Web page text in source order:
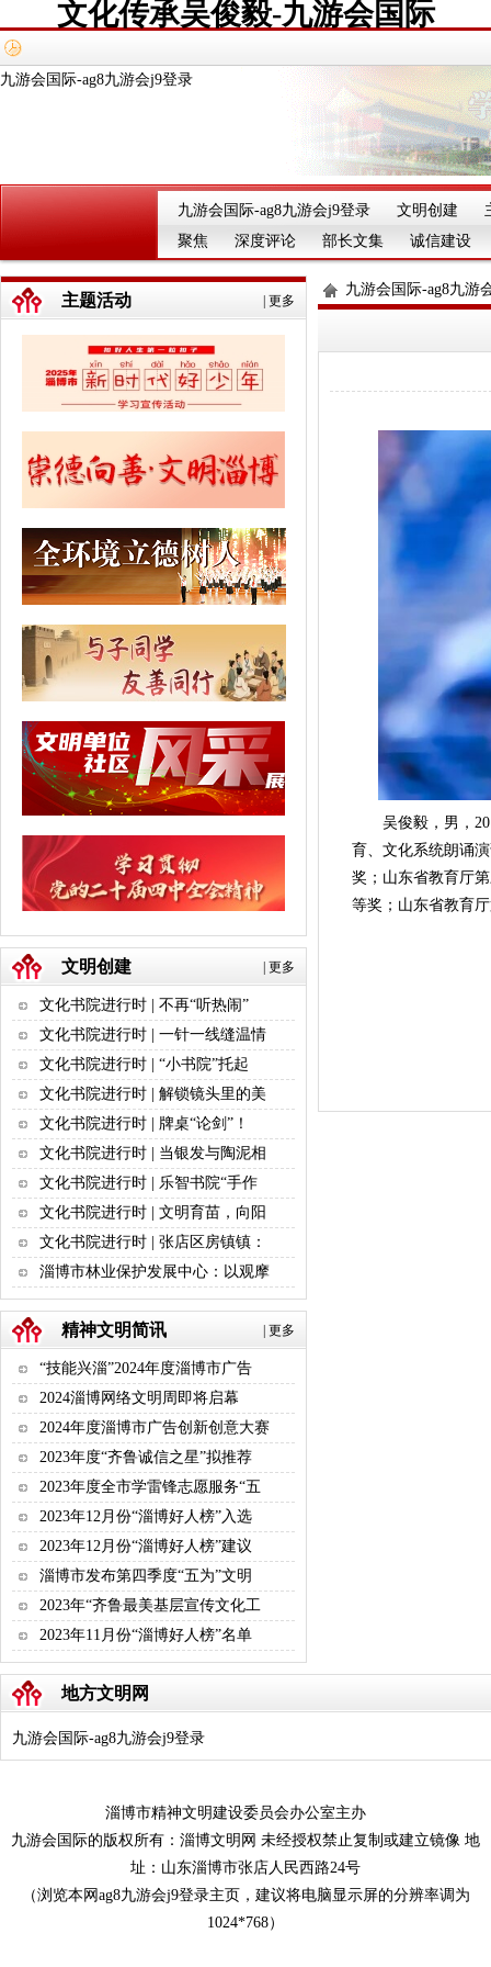
文化传承吴俊毅-九游会国际
九游会国际-ag8九游会j9登录
九游会国际-ag8九游会j9登录 文明创建
聚焦
深度评论 部长文集 诚信建设
更多
主题活动
更多
文明创建
文化书院进行时 | 不再“听热闹”
文化书院进行时 | 一针一线缝温情
文化书院进行时 | “小书院”托起
文化书院进行时 | 解锁镜头里的美
文化书院进行时 | 牌桌“论剑”！
文化书院进行时 | 当银发与陶泥相
文化书院进行时 | 乐智书院“手作
文化书院进行时 | 文明育苗，向阳
文化书院进行时 | 张店区房镇镇：
淄博市林业保护发展中心：以观摩
更多
精神文明简讯
“技能兴淄”2024年度淄博市广告
2024淄博网络文明周即将启幕
2024年度淄博市广告创新创意大赛
2023年度“齐鲁诚信之星”拟推荐
2023年度全市学雷锋志愿服务“五
2023年12月份“淄博好人榜”入选
2023年12月份“淄博好人榜”建议
淄博市发布第四季度“五为”文明
2023年“齐鲁最美基层宣传文化工
2023年11月份“淄博好人榜”名单
九游会国际-ag8九游
吴俊毅，男，
育、文化系统朗诵
奖；山东省教育厅
等奖；山东省教育
地方文明网
九游会国际-ag8九游会j9登录
淄博市精神文明建设委员会办公室主办
九游会国际的版权所有：淄博文明网 未经授权禁止复制或建立镜像 地
址：山东淄博市张店人民西路24号
（浏览本网ag8九游会j9登录主页，建议将电脑显示屏的分辨率调为
1024*768）